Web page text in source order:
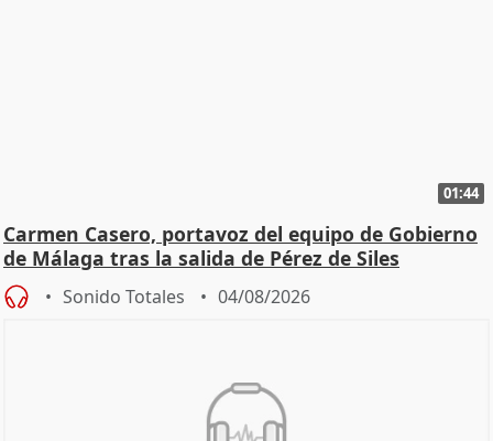
01:44
Carmen Casero, portavoz del equipo de Gobierno
de Málaga tras la salida de Pérez de Siles
Sonido Totales 04/08/2026